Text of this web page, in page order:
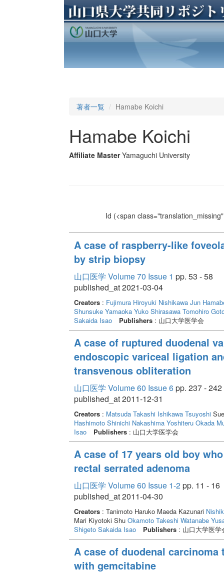
著者一覧 Hamabe Koichi
Hamabe Koichi
Affiliate Master Yamaguchi University
Id (<span
A case of raspberry-like
by strip biopsy
山口医学 Volume 70 Issue 1 pp. 53 - 58
published_at 2021-03-04
Creators: Fujimura Hiroyuki Nishikawa Jun
Shunsuke Yamaoka Yuko Shirasawa Tomohiro
Sakaida Isao
Publishers: 山口大学医学会
A case of ruptured duodenal
endoscopic variceal ligation
transvenous obliteration
山口医学 Volume 60 Issue 6pp. 237 - 242
published_at 2011-12-31
Creators: Matsuda Takashi Ishikawa Tsuyoshi
Hashimoto Shinichi Nakashima Yoshiteru Okada
Isao
Publishers: 山口大学医学会
A case of 17 years old boy
rectal serrated adenoma
山口医学 Volume 60 Issue 1-2pp. 11 - 16
published_at 2011-04-30
Creators: Tanimoto Haruko Maeda Kazunari
Mari Kiyotoki Shu Okamoto Takeshi Watanabe
Shigeto Sakaida Isao Publishers: 山口大学医学
A case of duodenal
with gemcitabine